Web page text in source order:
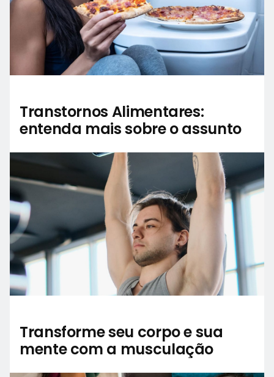
Transtornos Alimentares:
entenda mais sobre o assunto
Transforme seu corpo e sua
mente com a musculação